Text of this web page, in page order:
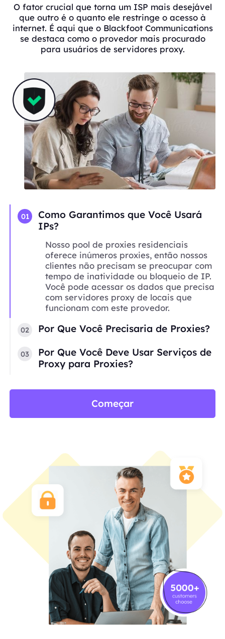
O fator crucial que torna um ISP mais desejável
que outro é o quanto ele restringe o acesso à
internet. É aqui que o Blackfoot Communications
se destaca como o provedor mais procurado
para usuários de servidores proxy.
01
Como Garantimos que Você Usará
IPs?
Nosso pool de proxies residenciais
oferece inúmeros proxies, então nossos
clientes não precisam se preocupar com
tempo de inatividade ou bloqueio de IP.
Você pode acessar os dados que precisa
com servidores proxy de locais que
funcionam com este provedor.
02 Por Que Você Precisaria de Proxies?
03
Por Que Você Deve Usar Serviços de
Proxy para Proxies?
Começar